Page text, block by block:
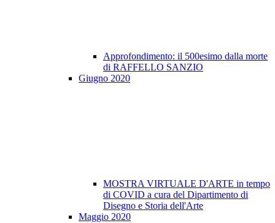
Approfondimento: il 500esimo dalla morte
di RAFFELLO SANZIO
Giugno 2020
MOSTRA VIRTUALE D'ARTE in tempo
di COVID a cura del Dipartimento di
Disegno e Storia dell'Arte
Maggio 2020